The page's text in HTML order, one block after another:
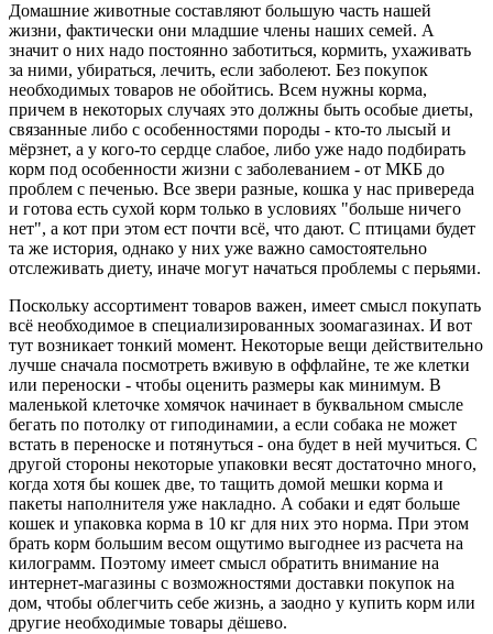
Домашние животные составляют большую часть нашей
жизни, фактически они младшие члены наших семей. А
значит о них надо постоянно заботиться, кормить, ухаживать
за ними, убираться, лечить, если заболеют. Без покупок
необходимых товаров не обойтись. Всем нужны корма,
причем в некоторых случаях это должны быть особые диеты,
связанные либо с особенностями породы - кто-то лысый и
мёрзнет, а у кого-то сердце слабое, либо уже надо подбирать
корм под особенности жизни с заболеванием - от МКБ до
проблем с печенью. Все звери разные, кошка у нас привереда
и готова есть сухой корм только в условиях "больше ничего
нет", а кот при этом ест почти всё, что дают. С птицами будет
та же история, однако у них уже важно самостоятельно
отслеживать диету, иначе могут начаться проблемы с перьями.
Поскольку ассортимент товаров важен, имеет смысл покупать
всё необходимое в специализированных зоомагазинах. И вот
тут возникает тонкий момент. Некоторые вещи действительно
лучше сначала посмотреть вживую в оффлайне, те же клетки
или переноски - чтобы оценить размеры как минимум. В
маленькой клеточке хомячок начинает в буквальном смысле
бегать по потолку от гиподинамии, а если собака не может
встать в переноске и потянуться - она будет в ней мучиться. С
другой стороны некоторые упаковки весят достаточно много,
когда хотя бы кошек две, то тащить домой мешки корма и
пакеты наполнителя уже накладно. А собаки и едят больше
кошек и упаковка корма в 10 кг для них это норма. При этом
брать корм большим весом ощутимо выгоднее из расчета на
килограмм. Поэтому имеет смысл обратить внимание на
интернет-магазины с возможностями доставки покупок на
дом, чтобы облегчить себе жизнь, а заодно у купить корм или
другие необходимые товары дёшево.